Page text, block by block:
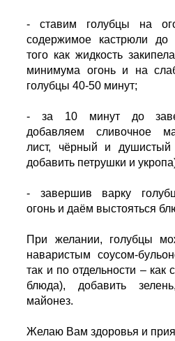
- ставим голубцы на
содержимое кастрюли до
того как жидкость
минимума огонь и на
голубцы 40-50 минут;
- за 10 минут до
добавляем сливочное
лист, чёрный и
добавить петрушки и
- завершив варку
огонь и даём выстояться
При желании, голубцы
наваристым соусом-
так и по отдельности – как
блюда), добавить
майонез.
Желаю Вам здоровья и